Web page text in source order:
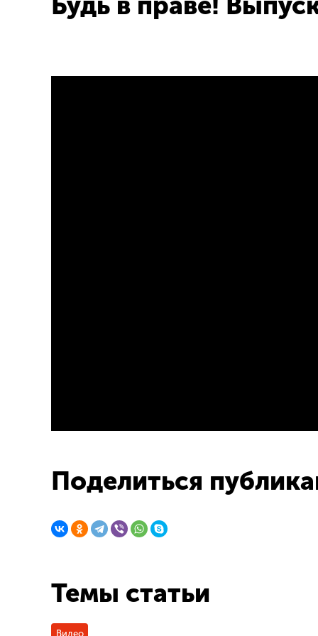
Поделиться
Темы статьи
Видео